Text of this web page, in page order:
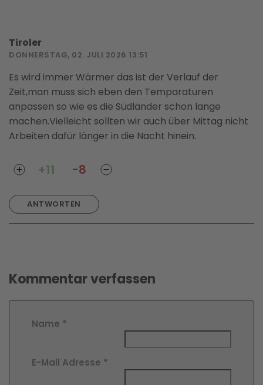
Tiroler
DONNERSTAG, 02. JULI 2026 13:51
Es wird immer Wärmer das ist der Verlauf der
Zeit,man muss sich eben den Temparaturen
anpassen so wie es die Südländer schon lange
machen.Vielleicht sollten wir auch über Mittag nicht
Arbeiten dafür länger in die Nacht hinein.
ANTWORTEN
+11 -8
Kommentar verfassen
Name *
E-Mail Adresse *